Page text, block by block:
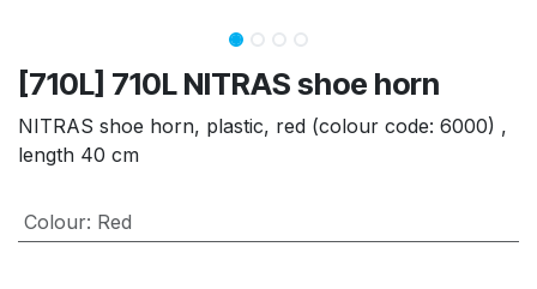
[710L] 710L NITRAS shoe horn
NITRAS shoe horn, plastic, red (colour code: 6000) ,
length 40 cm
Colour: Red